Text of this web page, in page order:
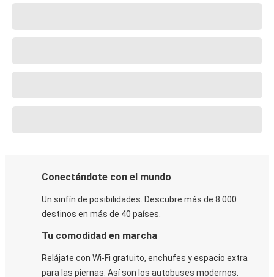
Conectándote con el mundo
Un sinfín de posibilidades. Descubre más de 8.000
destinos en más de 40 países.
Tu comodidad en marcha
Relájate con Wi-Fi gratuito, enchufes y espacio extra
para las piernas. Así son los autobuses modernos.